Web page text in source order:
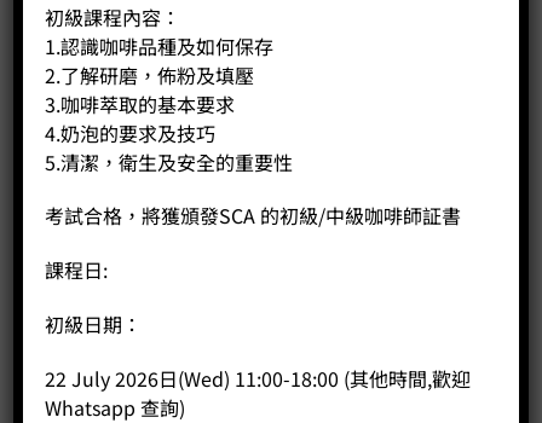
初級課程內容：
1.認識咖啡品種及如何保存
2.了解研磨，佈粉及填壓
3.咖啡萃取的基本要求
4.奶泡的要求及技巧
5.清潔，衛生及安全的重要性
考試合格，將獲頒發SCA 的初級/中級咖啡師証書
課程日:
初級日期：
22 July 2026日(Wed) 11:00-18:00 (其他時間,歡迎
Whatsapp 查詢)